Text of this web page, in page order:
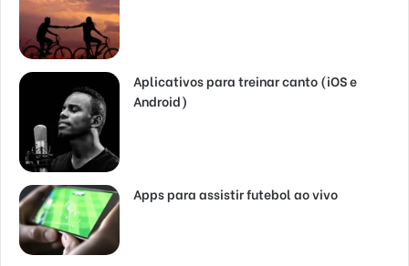
Aplicativos para treinar canto (iOS e
Android)
Apps para assistir futebol ao vivo